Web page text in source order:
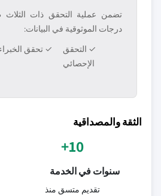
تضمن عملية التحقق ذات الثلاث
درجات الموثوقية في البيانات:
✓ التحقق
الإحصائي
✓ تحقق
الثقة والمصداقية
10+
سنوات في الخدمة
تقديم متسق منذ